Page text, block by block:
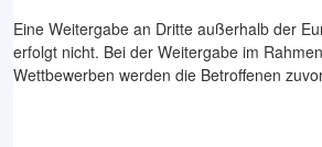
Eine Weitergabe an Dritte außerhalb der
erfolgt nicht. Bei der Weitergabe im
Wettbewerben werden die Betroffenen